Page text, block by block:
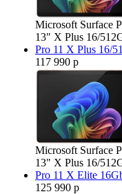
Microsoft Surface
13" X Plus 16/
Pro 11 X Plus 16/
117 990 р
Microsoft Surface
13" X Plus 16/
Pro 11 X Elite
125 990 р